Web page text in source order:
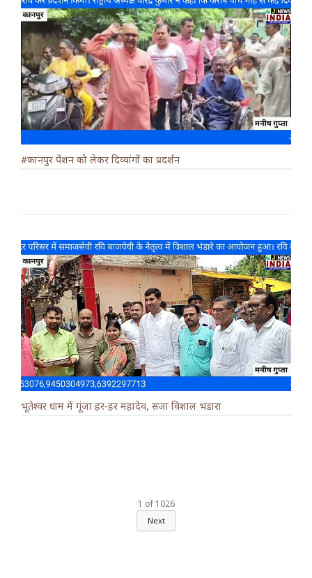
#कानपुर पेंशन को लेकर दिव्यांगों का प्रदर्शन
भूतेश्वर धाम में गूंजा हर-हर महादेव, सजा विशाल भंडारा
1 of 1026
Next